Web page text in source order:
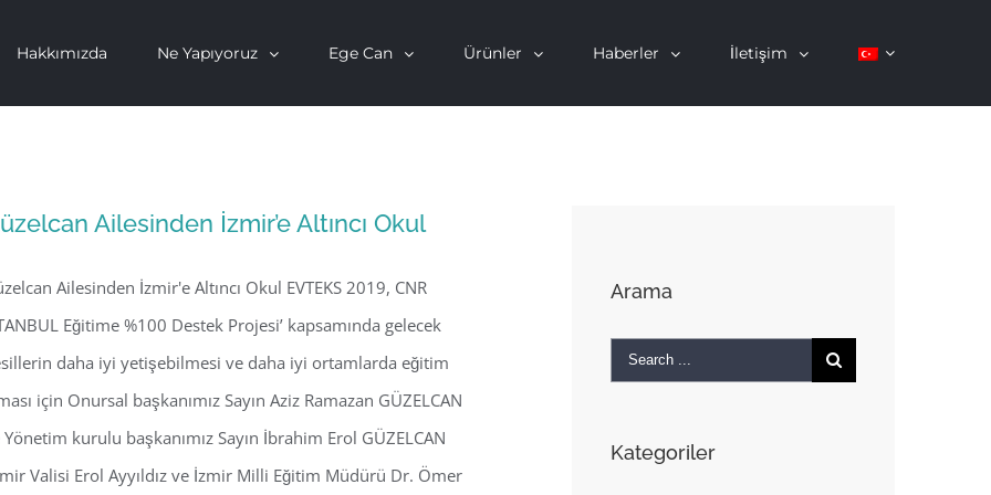
Hakkımızda Ne Yapıyoruz Ege Can Ürünler Haberler İletişim
Ailesinden İzmir’e Altıncı Okul
Ailesinden İzmir'e Altıncı Okul EVTEKS 2019, CNR
Eğitime %100 Destek Projesi’ kapsamında gelecek
daha iyi yetişebilmesi ve daha iyi ortamlarda eğitim
için Onursal başkanımız Sayın Aziz Ramazan GÜZELCAN
Yönetim kurulu başkanımız Sayın İbrahim Erol GÜZELCAN
Valisi Erol Ayyıldız ve İzmir Milli Eğitim Müdürü Dr. Ömer
Arama
Search
Kategoriler